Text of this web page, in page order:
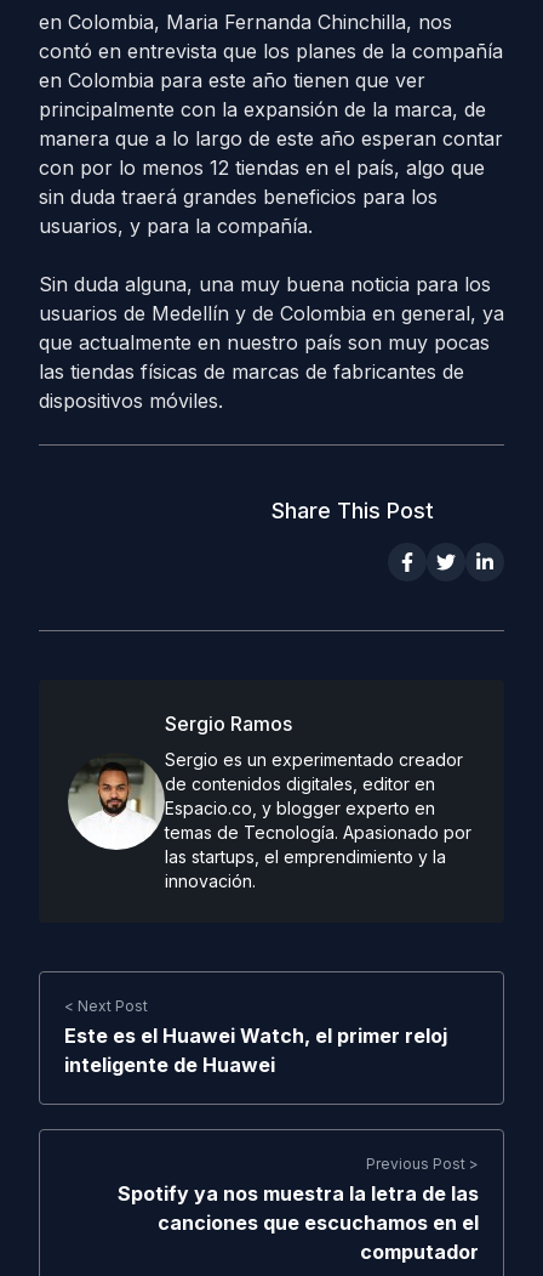
en Colombia, Maria Fernanda Chinchilla, nos
contó en entrevista que los planes de la compañía
en Colombia para este año tienen que ver
principalmente con la expansión de la marca, de
manera que a lo largo de este año esperan contar
con por lo menos 12 tiendas en el país, algo que
sin duda traerá grandes beneficios para los
usuarios, y para la compañía.
Sin duda alguna, una muy buena noticia para los
usuarios de Medellín y de Colombia en general, ya
que actualmente en nuestro país son muy pocas
las tiendas físicas de marcas de fabricantes de
dispositivos móviles.
Share This Post
Sergio Ramos
Sergio es un experimentado creador
de contenidos digitales, editor en
Espacio.co, y blogger experto en
temas de Tecnología. Apasionado por
las startups, el emprendimiento y la
innovación.
< Next Post
Este es el Huawei Watch, el primer reloj
inteligente de Huawei
Previous Post >
Spotify ya nos muestra la letra de las
canciones que escuchamos en el
computador